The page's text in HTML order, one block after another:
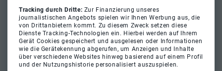
Tracking durch Dritte: Zur Finanzierung unseres
journalistischen Angebots spielen wir Ihnen Werbung aus, die
von Drittanbietern kommt. Zu diesem Zweck setzen diese
Dienste Tracking-Technologien ein. Hierbei werden auf Ihrem
Gerät Cookies gespeichert und ausgelesen oder Informationen
wie die Gerätekennung abgerufen, um Anzeigen und Inhalte
über verschiedene Websites hinweg basierend auf einem Profil
und der Nutzungshistorie personalisiert auszuspielen.